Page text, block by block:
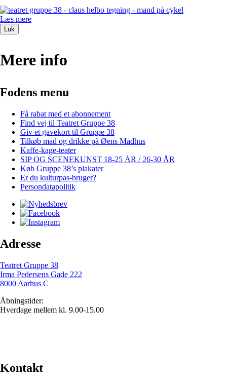
Læs mere
Luk
Mere info
Fodens menu
Få rabat med et abonnement
Find vej til Teatret Gruppe 38
Giv et gavekort til Gruppe 38
Tilkøb mad og drikke på Øens Madhus
Kaffe-kage-teater
SIP OG SCENEKUNST 18-25 ÅR / 26-30 ÅR
Køb Gruppe 38’s plakater
Er du kulturpas-bruger?
Persondatapolitik
Adresse
Teatret Gruppe 38
Irma Pedersens Gade 222
8000 Aarhus C
Åbningstider:
Hverdage mellem kl. 9.00-15.00
Kontakt